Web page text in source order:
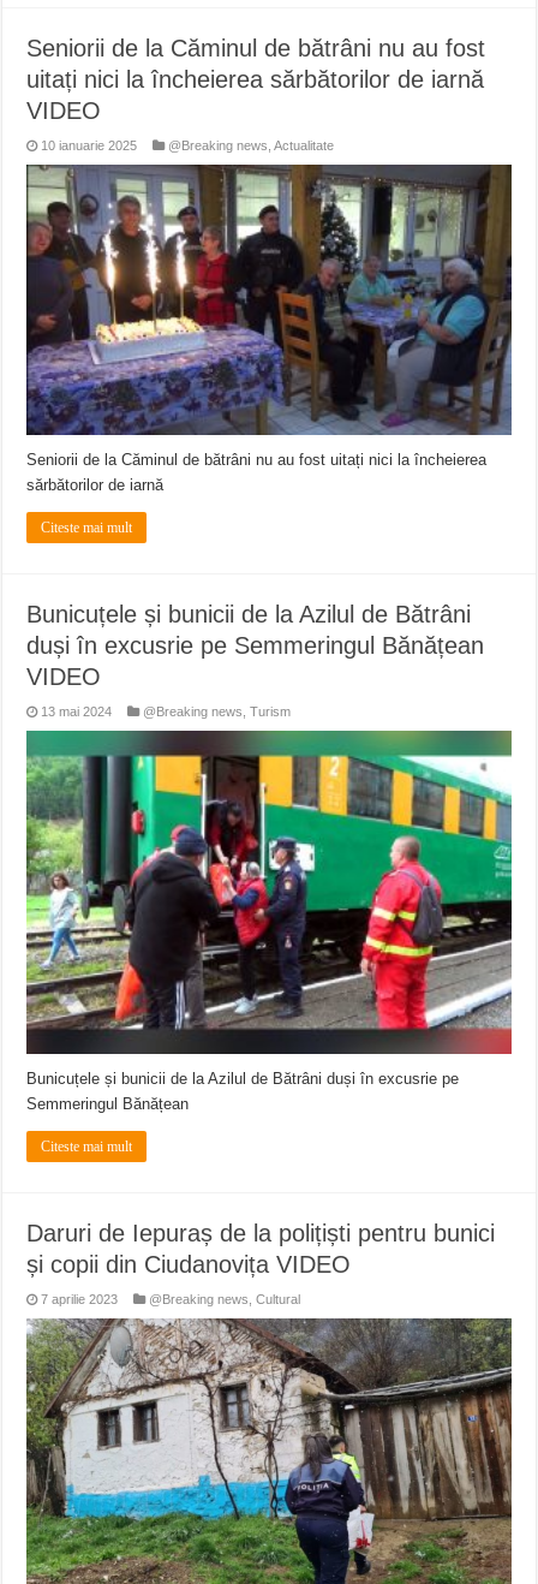
Seniorii de la Căminul de bătrâni nu au fost
uitați nici la încheierea sărbătorilor de iarnă
VIDEO
10 ianuarie 2025 @Breaking news ,Actualitate
Seniorii de la Căminul de bătrâni nu au fost uitați nici la încheierea
sărbătorilor de iarnă
Citeste mai mult
Bunicuțele și bunicii de la Azilul de Bătrâni
duși în excusrie pe Semmeringul Bănățean
VIDEO
13 mai 2024 @Breaking news,Turism
Bunicuțele și bunicii de la Azilul de Bătrâni duși în excusrie pe
Semmeringul Bănățean
Citeste mai mult
Daruri de Iepuraș de la polițiști pentru bunici
și copii din Ciudanovița VIDEO
7 aprilie 2023 @Breaking news,Cultural